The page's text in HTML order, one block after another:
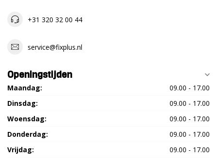
+31 320 32 00 44
service@fixplus.nl
Openingstijden
Maandag:
09.00 - 17.00
Dinsdag:
09.00 - 17.00
Woensdag:
09.00 - 17.00
Donderdag:
09.00 - 17.00
Vrijdag:
09.00 - 17.00